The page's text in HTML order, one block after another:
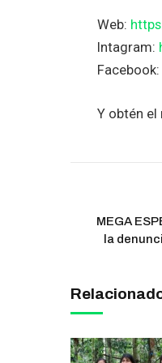
Web:
Intagram:
Facebook:
Y obtén
MEGA
la